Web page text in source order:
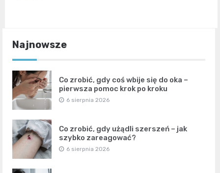
Najnowsze
Co zrobić, gdy coś wbije się do oka –
pierwsza pomoc krok po kroku
6 sierpnia 2026
Co zrobić, gdy użądli szerszeń – jak
szybko zareagować?
6 sierpnia 2026